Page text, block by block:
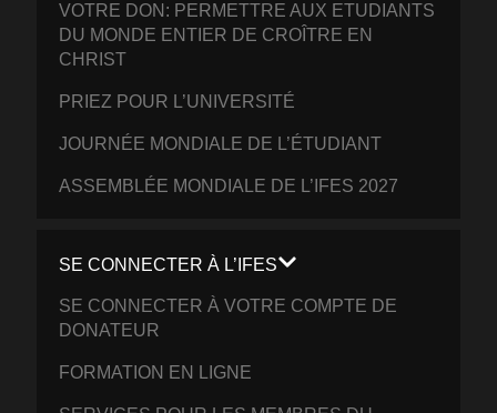
VOTRE DON: PERMETTRE AUX ETUDIANTS
DU MONDE ENTIER DE CROÎTRE EN
CHRIST
PRIEZ POUR L’UNIVERSITÉ
JOURNÉE MONDIALE DE L’ÉTUDIANT
ASSEMBLÉE MONDIALE DE L’IFES 2027
SE CONNECTER À L’IFES
SE CONNECTER À VOTRE COMPTE DE
DONATEUR
FORMATION EN LIGNE